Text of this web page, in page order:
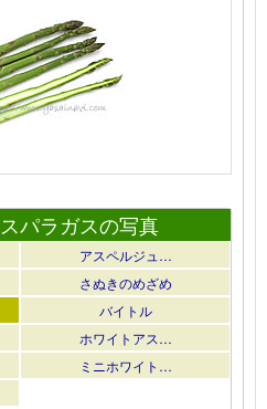
パラガスの写真
アスペルジュ…
さぬきのめざめ
バイトル
ホワイトアス…
ミニホワイト…